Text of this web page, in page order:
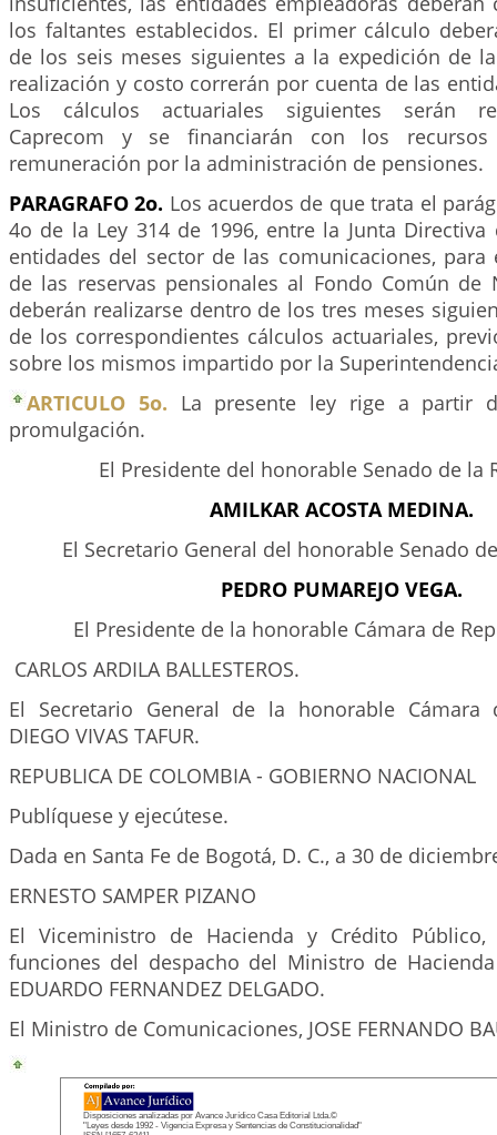
los faltantes establecidos. El primer cálculo
de los seis meses siguientes a la expedición de
realización y costo correrán por cuenta de las
Los cálculos actuariales siguientes serán
Caprecom y se financiarán con los
remuneración por la administración de pensiones.
PARAGRAFO 2o. Los acuerdos de que trata el
4o de la Ley 314 de 1996, entre la Junta Directiva
entidades del sector de las comunicaciones,
de las reservas pensionales al Fondo Común de
deberán realizarse dentro de los tres meses
de los correspondientes cálculos actuariales,
sobre los mismos impartido por la
ARTICULO 5o. La presente ley rige a partir
promulgación.
El Presidente del honorable Senado de la
AMILKAR ACOSTA MEDINA.
El Secretario General del honorable Senado
PEDRO PUMAREJO VEGA.
El Presidente de la honorable Cámara de
CARLOS ARDILA BALLESTEROS.
El Secretario General de la honorable Cámara
DIEGO VIVAS TAFUR.
REPUBLICA DE COLOMBIA - GOBIERNO NACIONAL
Publíquese y ejecútese.
Dada en Santa Fe de Bogotá, D. C., a 30 de
ERNESTO SAMPER PIZANO
El Viceministro de Hacienda y Crédito
funciones del despacho del Ministro de
EDUARDO FERNANDEZ DELGADO.
El Ministro de Comunicaciones, JOSE FERNANDO
Disposiciones analizadas por Avance Jurídico Casa Editorial Ltda.©
"Leyes desde 1992 - Vigencia Expresa y Sentencias de Constitucionalidad"